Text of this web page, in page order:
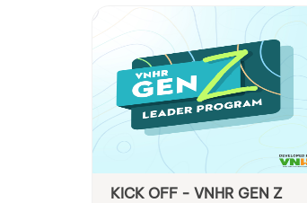
KICK OFF - VNHR GEN Z